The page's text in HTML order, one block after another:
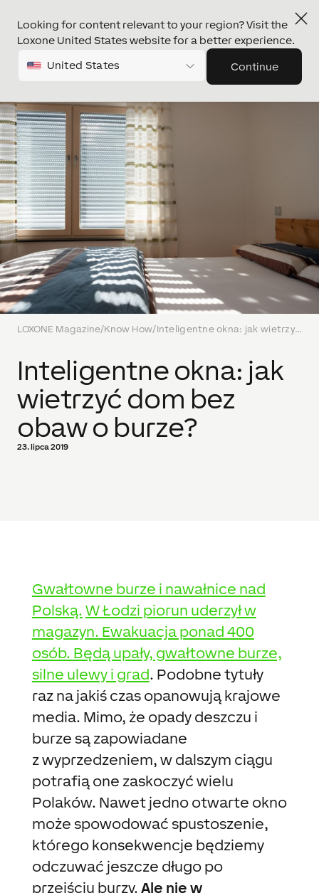
Looking for content relevant to your region? Visit the
Loxone United States website for a better experience.
United States Continue
LOXONE Magazine/Know How/ Inteligentne okna: jak wietrzyć dom bez obaw o burze?
Inteligentne okna: jak
wietrzyć dom bez
obaw o burze?
23. lipca 2019
Gwałtowne burze i nawałnice nad
Polską. W Łodzi piorun uderzył w
magazyn. Ewakuacja ponad 400
osób. Będą upały, gwałtowne burze,
silne ulewy i grad. Podobne tytuły
raz na jakiś czas opanowują krajowe
media. Mimo, że opady deszczu i
burze są zapowiadane
z wyprzedzeniem, w dalszym ciągu
potrafią one zaskoczyć wielu
Polaków. Nawet jedno otwarte okno
może spowodować spustoszenie,
którego konsekwencje będziemy
odczuwać jeszcze długo po
przejściu burzy. Ale nie w